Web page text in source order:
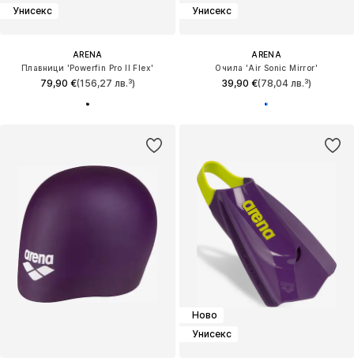
Унисекс
ARENA
Плавници 'Powerfin Pro II Flex'
79,90 €(156,27 лв.³)
Унисекс
ARENA
Очила 'Air Sonic Mirror'
39,90 €(78,04 лв.³)
Ново
Унисекс